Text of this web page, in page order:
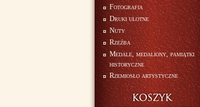
Fotografia
Druki ulotne
Nuty
Rzeźba
Medale, medaliony, pamiątki
historyczne
Rzemiosło artystyczne